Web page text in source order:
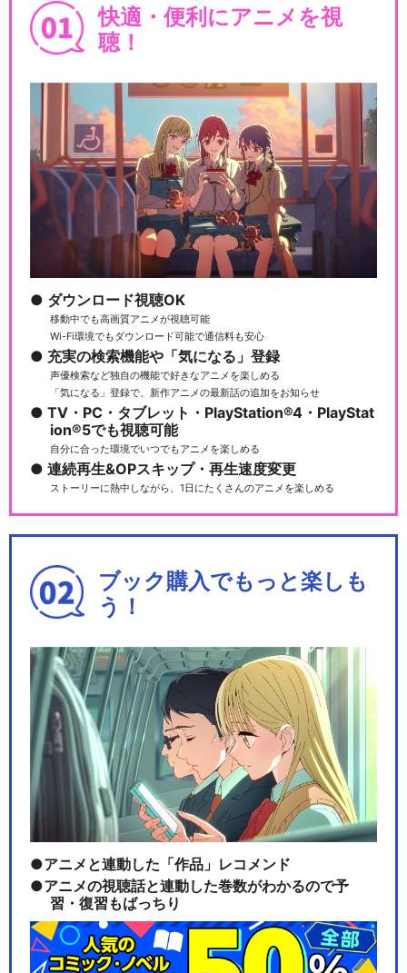
快適・便利にアニメを視
聴！
ダウンロード視聴OK
移動中でも高画質アニメが視聴可能
Wi-Fi環境でもダウンロード可能で通信料も安心
充実の検索機能や「気になる」登録
声優検索など独自の機能で好きなアニメを楽しめる
「気になる」登録で、新作アニメの最新話の追加をお知らせ
TV・PC・タブレット・PlayStation®4・PlayStat
ion®5でも視聴可能
自分に合った環境でいつでもアニメを楽しめる
連続再生&OPスキップ・再生速度変更
ストーリーに熱中しながら、1日にたくさんのアニメを楽しめる
ブック購入でもっと楽しも
う！
アニメと連動した「作品」レコメンド
アニメの視聴話と連動した巻数がわかるので予
習・復習もばっちり